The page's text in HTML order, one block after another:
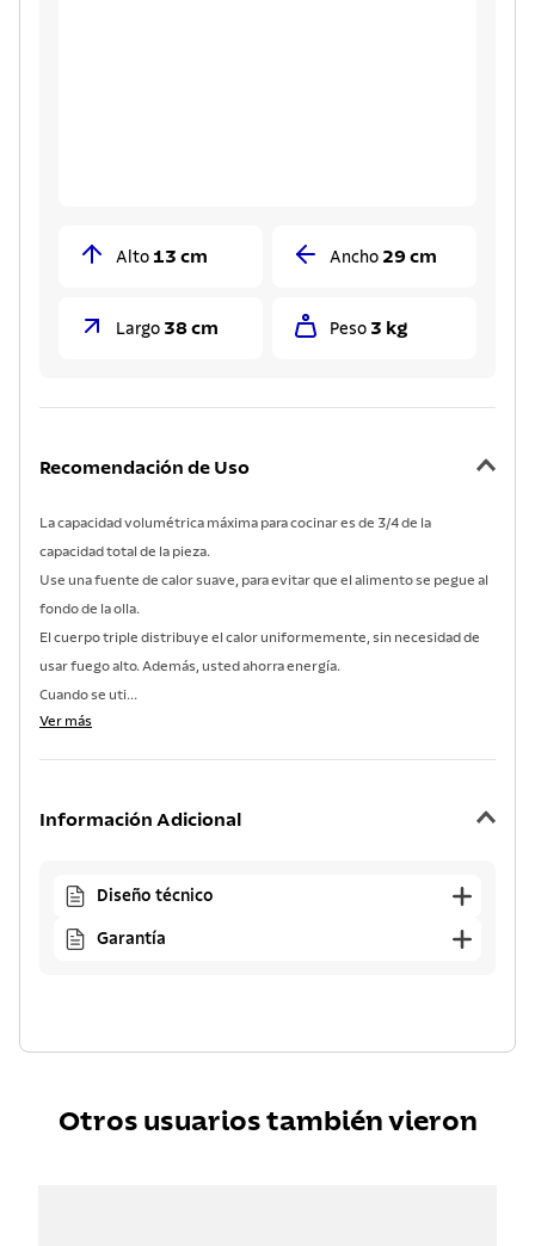
Alto 13 cm Ancho 29 cm
Largo 38 cm Peso 3 kg
Recomendación de Uso
La capacidad volumétrica máxima para cocinar es de 3/4 de la
capacidad total de la pieza.
Use una fuente de calor suave, para evitar que el alimento se pegue al
fondo de la olla.
El cuerpo triple distribuye el calor uniformemente, sin necesidad de
usar fuego alto. Además, usted ahorra energía.
Cuando se uti...
Ver más
Información Adicional
Diseño técnico
Garantía
Otros usuarios también vieron